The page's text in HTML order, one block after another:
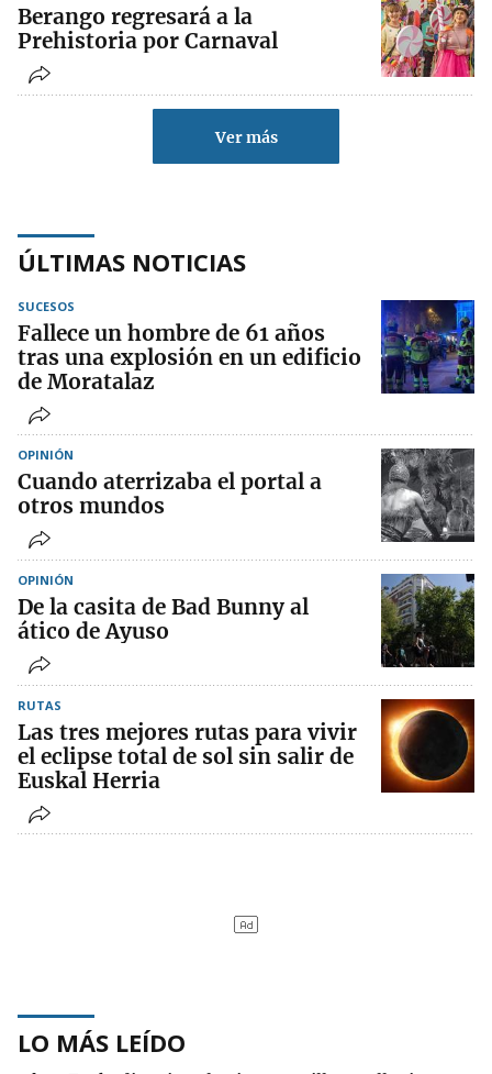
Berango regresará a la
Prehistoria por Carnaval
Ver más
ÚLTIMAS NOTICIAS
SUCESOS
Fallece un hombre de 61 años
tras una explosión en un edificio
de Moratalaz
OPINIÓN
Cuando aterrizaba el portal a
otros mundos
OPINIÓN
De la casita de Bad Bunny al
ático de Ayuso
RUTAS
Las tres mejores rutas para vivir
el eclipse total de sol sin salir de
Euskal Herria
LO MÁS LEÍDO